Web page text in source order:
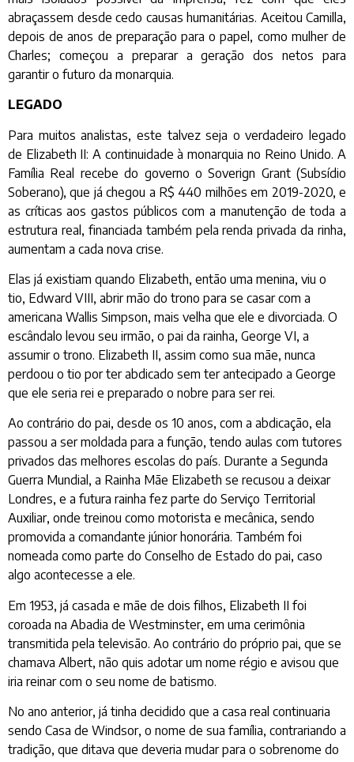
abraçassem desde cedo causas humanitárias. Aceitou Camilla,
depois de anos de preparação para o papel, como mulher de
Charles; começou a preparar a geração dos netos para
garantir o futuro da monarquia.
LEGADO
Para muitos analistas, este talvez seja o verdadeiro legado
de Elizabeth II: A continuidade à monarquia no Reino Unido. A
Família Real recebe do governo o Soverign Grant (Subsídio
Soberano), que já chegou a R$ 440 milhões em 2019-2020, e
as críticas aos gastos públicos com a manutenção de toda a
estrutura real, financiada também pela renda privada da rinha,
aumentam a cada nova crise.
Elas já existiam quando Elizabeth, então uma menina, viu o
tio, Edward VIII, abrir mão do trono para se casar com a
americana Wallis Simpson, mais velha que ele e divorciada. O
escândalo levou seu irmão, o pai da rainha, George VI, a
assumir o trono. Elizabeth II, assim como sua mãe, nunca
perdoou o tio por ter abdicado sem ter antecipado a George
que ele seria rei e preparado o nobre para ser rei.
Ao contrário do pai, desde os 10 anos, com a abdicação, ela
passou a ser moldada para a função, tendo aulas com tutores
privados das melhores escolas do país. Durante a Segunda
Guerra Mundial, a Rainha Mãe Elizabeth se recusou a deixar
Londres, e a futura rainha fez parte do Serviço Territorial
Auxiliar, onde treinou como motorista e mecânica, sendo
promovida a comandante júnior honorária. Também foi
nomeada como parte do Conselho de Estado do pai, caso
algo acontecesse a ele.
Em 1953, já casada e mãe de dois filhos, Elizabeth II foi
coroada na Abadia de Westminster, em uma cerimônia
transmitida pela televisão. Ao contrário do próprio pai, que se
chamava Albert, não quis adotar um nome régio e avisou que
iria reinar com o seu nome de batismo.
No ano anterior, já tinha decidido que a casa real continuaria
sendo Casa de Windsor, o nome de sua família, contrariando a
tradição, que ditava que deveria mudar para o sobrenome do